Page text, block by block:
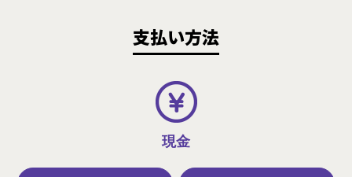
支払い方法
現金